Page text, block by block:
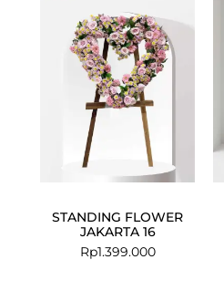
STANDING FLOWER
JAKARTA 16
Rp1.399.000